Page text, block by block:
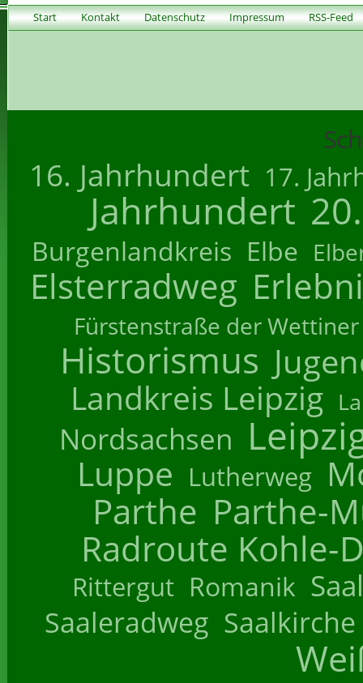
Start Kontakt Datenschutz Impressum RSS-Feed
16. Jahrhundert 17.
Jahrhundert
Burgenlandkreis Elbe
Elsterradweg
Fürstenstraße der Wettiner
Historismus
Landkreis Leipzig
Nordsachsen
Luppe Lutherweg
Parthe Parthe-
Radroute Kohle-
Rittergut Romanik
Saaleradweg Saalkirche